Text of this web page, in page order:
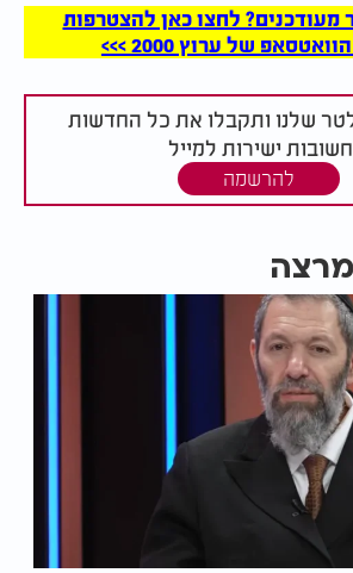
מעודכנים? לחצו כאן להצטרפות
של ערוץ 2000 >>>
שלנו ותקבלו את כל החדשות
ישירות למייל
להרשמה